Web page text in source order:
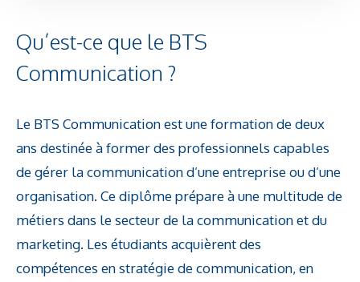
Qu’est-ce que le BTS
Communication ?
Le BTS Communication est une formation de deux
ans destinée à former des professionnels capables
de gérer la communication d’une entreprise ou d’une
organisation. Ce diplôme prépare à une multitude de
métiers dans le secteur de la communication et du
marketing. Les étudiants acquièrent des
compétences en stratégie de communication, en